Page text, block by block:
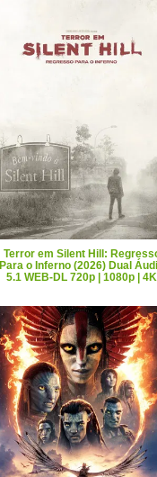
Terror em Silent Hill:
Para o Inferno (2026) Dual
5.1 WEB-DL 720p | 1080p | 4K